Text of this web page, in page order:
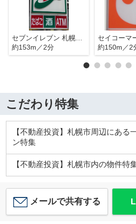
セブンイレブン 札幌琴似1条7丁目店
約153m／2分
約150m／2
こだわり特集
【不動産投資】札幌市周辺にある
ン特集
【不動産投資】札幌市内の物件特
メールで共有する